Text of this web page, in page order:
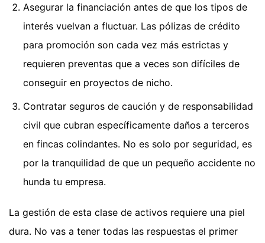
Asegurar la financiación antes de que los tipos de
interés vuelvan a fluctuar. Las pólizas de crédito
para promoción son cada vez más estrictas y
requieren preventas que a veces son difíciles de
conseguir en proyectos de nicho.
Contratar seguros de caución y de responsabilidad
civil que cubran específicamente daños a terceros
en fincas colindantes. No es solo por seguridad, es
por la tranquilidad de que un pequeño accidente no
hunda tu empresa.
La gestión de esta clase de activos requiere una piel
dura. No vas a tener todas las respuestas el primer